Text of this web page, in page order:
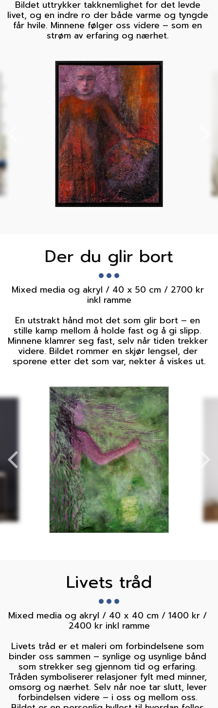
Bildet uttrykker takknemlighet for det levde
livet, og en indre ro der både varme og tyngde
får hvile. Minnene følger oss videre – som en
strøm av erfaring og nærhet.
Der du glir bort
Mixed media og akryl / 40 x 50 cm / 2700 kr
inkl ramme
En utstrakt hånd mot det som glir bort – en
stille kamp mellom å holde fast og å gi slipp.
Minnene klamrer seg fast, selv når tiden trekker
videre. Bildet rommer en skjør lengsel, der
sporene etter det som var, nekter å viskes ut.
Livets tråd
Mixed media og akryl / 40 x 40 cm / 1400 kr /
2400 kr inkl ramme
Livets tråd er et maleri om forbindelsene som
binder oss sammen – synlige og usynlige bånd
som strekker seg gjennom tid og erfaring.
Tråden symboliserer relasjoner fylt med minner,
omsorg og nærhet. Selv når noe tar slutt, lever
forbindelsen videre – i oss og mellom oss.